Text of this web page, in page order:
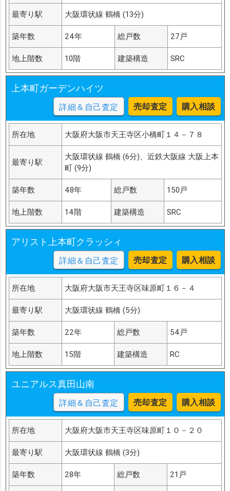
最寄り駅 大阪環状線 鶴橋 (13分)
築年数 24年 総戸数 27戸
地上階数 10階 建築構造 SRC
上本町ガーデンハイツ
詳細＆自己査定 売却査定 購入相談
所在地 大阪府大阪市天王寺区小橋町１４－７８
最寄り駅
大阪環状線 鶴橋 (6分)、近鉄大阪線 大阪上本
町 (9分)
築年数 48年 総戸数 150戸
地上階数 14階 建築構造 SRC
アリスト上本町クラッシィ
詳細＆自己査定 売却査定 購入相談
所在地 大阪府大阪市天王寺区味原町１６－４
最寄り駅 大阪環状線 鶴橋 (5分)
築年数 22年 総戸数 54戸
地上階数 15階 建築構造 RC
ユニアルス真田山南
詳細＆自己査定 売却査定 購入相談
所在地 大阪府大阪市天王寺区味原町１０－２０
最寄り駅 大阪環状線 鶴橋 (3分)
築年数 28年 総戸数 21戸